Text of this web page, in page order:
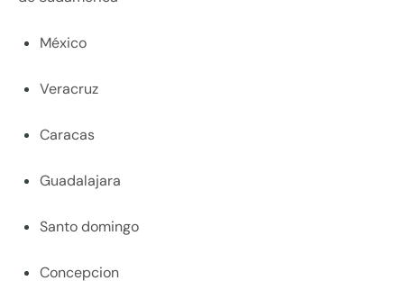
México
Veracruz
Caracas
Guadalajara
Santo domingo
Concepcion